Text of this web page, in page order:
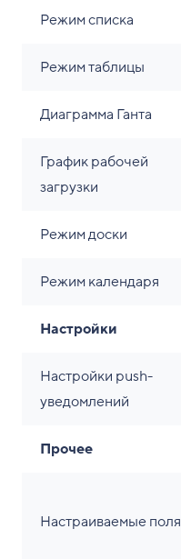
Режим списка
Режим таблицы
Диаграмма Ганта
График рабочей
загрузки
Режим доски
Режим календаря
Настройки
Настройки push-
уведомлений
Прочее
Настраиваемые поля